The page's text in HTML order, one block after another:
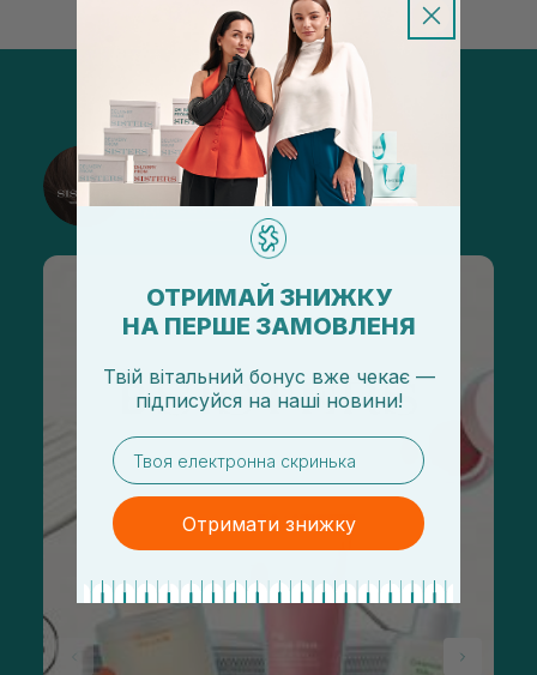
@sisters_stelmakh в Instagram
Підписатися
ОТРИМАЙ ЗНИЖКУ
НА ПЕРШЕ ЗАМОВЛЕНЯ
Твій вітальний бонус вже чекає —
підписуйся на наші новини!
email
Отримати знижку